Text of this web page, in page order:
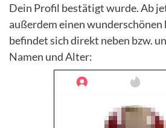
Dein Profil bestätigt wurde. Ab
außerdem einen wunderschönen
befindet sich direkt neben bzw.
Namen und Alter: